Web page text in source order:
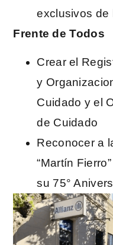
exclusivos de
Frente de Todos
Crear el
y
Cuidado y el
de Cuidado
Reconocer a
“Martín
su 75°